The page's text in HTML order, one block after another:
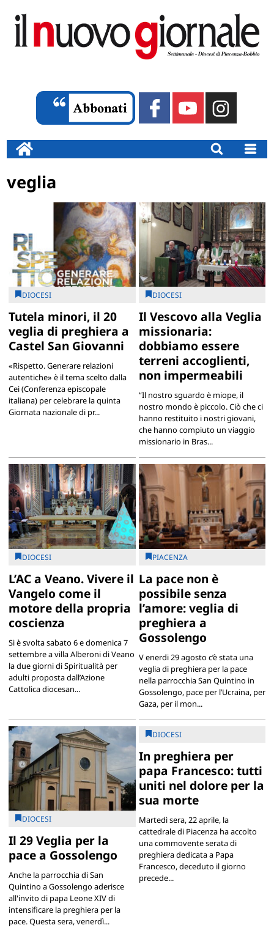
veglia
DIOCESI
Tutela minori, il 20
veglia di preghiera a
Castel San Giovanni
«Rispetto. Generare relazioni
autentiche» è il tema scelto dalla
Cei (Conferenza episcopale
italiana) per celebrare la quinta
Giornata nazionale di pr...
DIOCESI
Il Vescovo alla Veglia
missionaria:
dobbiamo essere
terreni accoglienti,
non impermeabili
“Il nostro sguardo è miope, il
nostro mondo è piccolo. Ciò che ci
hanno restituito i nostri giovani,
che hanno compiuto un viaggio
missionario in Bras...
DIOCESI
L’AC a Veano. Vivere il
Vangelo come il
motore della propria
coscienza
Si è svolta sabato 6 e domenica 7
settembre a villa Alberoni di Veano
la due giorni di Spiritualità per
adulti proposta dall’Azione
Cattolica diocesan...
PIACENZA
La pace non è
possibile senza
l’amore: veglia di
preghiera a
Gossolengo
V enerdi 29 agosto c’è stata una
veglia di preghiera per la pace
nella parrocchia San Quintino in
Gossolengo, pace per l’Ucraina, per
Gaza, per il mon...
DIOCESI
Il 29 Veglia per la
pace a Gossolengo
Anche la parrocchia di San
Quintino a Gossolengo aderisce
all'invito di papa Leone XIV di
intensificare la preghiera per la
pace. Questa sera, venerdì...
DIOCESI
In preghiera per
papa Francesco: tutti
uniti nel dolore per la
sua morte
Martedì sera, 22 aprile, la
cattedrale di Piacenza ha accolto
una commovente serata di
preghiera dedicata a Papa
Francesco, deceduto il giorno
precede...